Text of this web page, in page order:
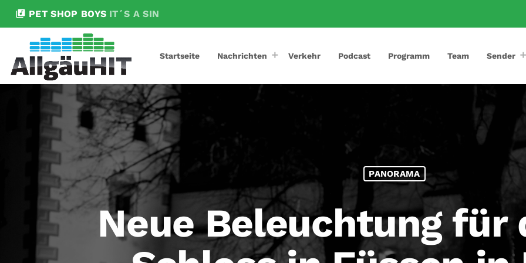
library_music PET SHOP BOYS IT´S A SIN
Startseite Nachrichten Verkehr Podcast Programm Team Sender
PANORAMA
Neue Beleuchtung für